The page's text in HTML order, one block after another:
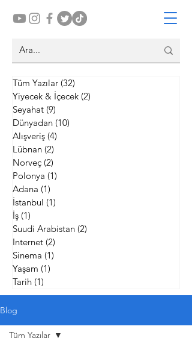
Tüm Yazılar (32)
Yiyecek & İçecek (2)
Seyahat (9)
Dünyadan (10)
Alışveriş (4)
Lübnan (2)
Norveç (2)
Polonya (1)
Adana (1)
İstanbul (1)
İş (1)
Suudi Arabistan (2)
Internet (2)
Sinema (1)
Yaşam (1)
Tarih (1)
Blog
Tüm Yazılar